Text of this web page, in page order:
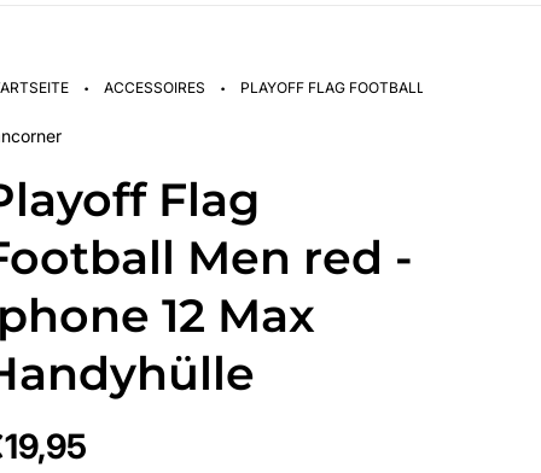
· ACCESSOIRES · PLAYOFF FLAG FOOTBALL MEN RED -
Flag
Men red -
12 Max